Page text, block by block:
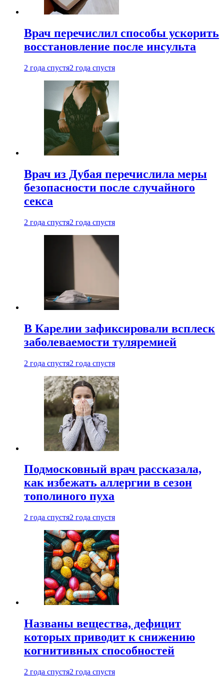
Врач перечислил способы ускорить
восстановление после инсульта
2 года спустя2 года спустя
Врач из Дубая перечислила меры
безопасности после случайного
секса
2 года спустя2 года спустя
В Карелии зафиксировали всплеск
заболеваемости туляремией
2 года спустя2 года спустя
Подмосковный врач рассказала,
как избежать аллергии в сезон
тополиного пуха
2 года спустя2 года спустя
Названы вещества, дефицит
которых приводит к снижению
когнитивных способностей
2 года спустя2 года спустя